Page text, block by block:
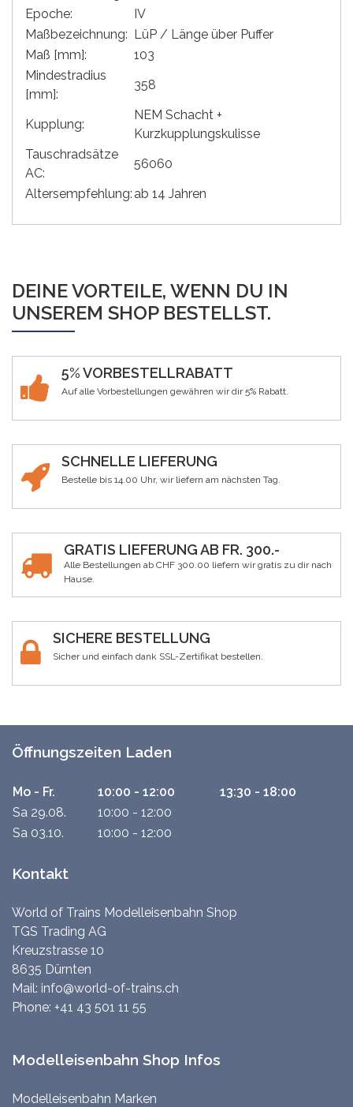
Epoche:
IV
Maßbezeichnung: LüP / Länge über Puffer
Maß [mm]:
103
Mindestradius
[mm]:
358
Kupplung:
NEM Schacht +
Kurzkupplungskulisse
Tauschradsätze
AC:
56060
Altersempfehlung: ab 14 Jahren
DEINE VORTEILE, WENN DU IN
UNSEREM SHOP BESTELLST.
5% VORBESTELLRABATT
Auf alle Vorbestellungen gewähren wir dir 5% Rabatt.
SCHNELLE LIEFERUNG
Bestelle bis 14.00 Uhr, wir liefern am nächsten Tag.
GRATIS LIEFERUNG AB FR. 300.-
Alle Bestellungen ab CHF 300.00 liefern wir gratis zu dir nach
Hause.
SICHERE BESTELLUNG
Sicher und einfach dank SSL-Zertifikat bestellen.
Öffnungszeiten Laden
Mo - Fr. 10:00 - 12:00
13:30 - 18:00
Sa 29.08.
10:00 - 12:00
Sa 03.10.
10:00 - 12:00
Kontakt
World of Trains Modelleisenbahn Shop
TGS Trading AG
Kreuzstrasse 10
8635 Dürnten
Mail: info@world-of-trains.ch
Phone: +41 43 501 11 55
Modelleisenbahn Shop Infos
Modelleisenbahn Marken